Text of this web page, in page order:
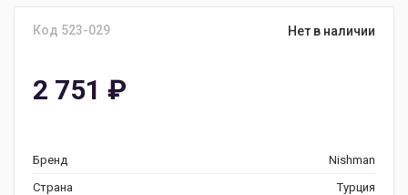
Код 523-029 Нет в наличии
2 751 ₽
Бренд
Nishman
Страна
Турция